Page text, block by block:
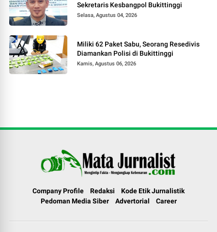
Sekretaris Kesbangpol Bukittinggi
Selasa, Agustus 04, 2026
Miliki 62 Paket Sabu, Seorang Resedivis
Diamankan Polisi di Bukittinggi
Kamis, Agustus 06, 2026
Company Profile Redaksi
Kode Etik Jurnalistik
Pedoman Media Siber
Advertorial Career